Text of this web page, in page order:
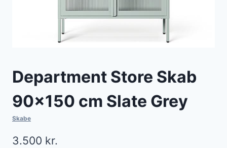
Department Store Skab
90×150 cm Slate Grey
Skabe
3.500 kr.